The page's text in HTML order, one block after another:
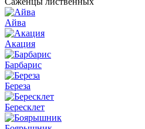
Айва
Акация
Барбарис
Береза
Бересклет